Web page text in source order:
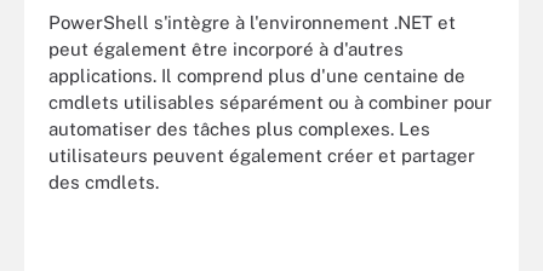
PowerShell s'intègre à l'environnement .NET et
peut également être incorporé à d'autres
applications. Il comprend plus d'une centaine de
cmdlets utilisables séparément ou à combiner pour
automatiser des tâches plus complexes. Les
utilisateurs peuvent également créer et partager
des cmdlets.